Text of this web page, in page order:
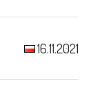
16.11.2021